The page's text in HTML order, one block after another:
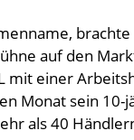
auf den
mit einer
Monat sein 10-
als 40